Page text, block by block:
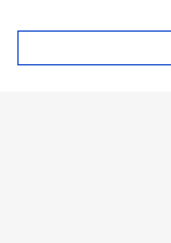
...மேடையில்
கலகலப்பாக